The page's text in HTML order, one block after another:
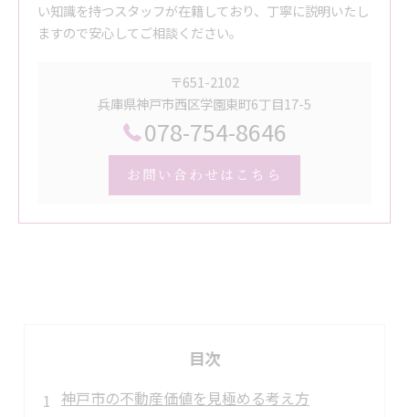
い知識を持つスタッフが在籍しており、丁寧に説明いたし
ますので安心してご相談ください。
〒651-2102
兵庫県神戸市西区学園東町6丁目17-5
078-754-8646
お問い合わせはこちら
目次
神戸市の不動産価値を見極める考え方